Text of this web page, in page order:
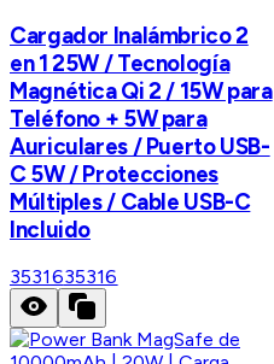
Cargador Inalámbrico 2
en 1 25W / Tecnología
Magnética Qi 2 / 15W para
Teléfono + 5W para
Auriculares / Puerto USB-
C 5W / Protecciones
Múltiples / Cable USB-C
Incluido
3531635316